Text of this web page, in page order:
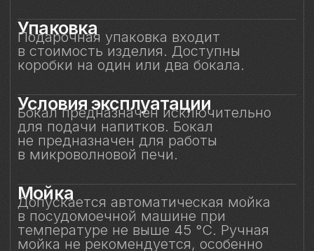
Защита от повреждений
Избегайте контакта бокала с острыми,
жёсткими и абразивными предметами
(например, металлическими губками,
скребками, лезвиями или кромками
других бокалов) во избежание сколов
складывать бокалы горизонтально друг
на друга.
Особый уход
Фарфоровые цветы требуют
деликатного обращения:
нагрузкам. Аккуратное обращение
позволит бокалу долгие годы сохранять
безупречный вид и радовать вас своей
красотой. Не предназначен для нагрева
в микроволновой печи.